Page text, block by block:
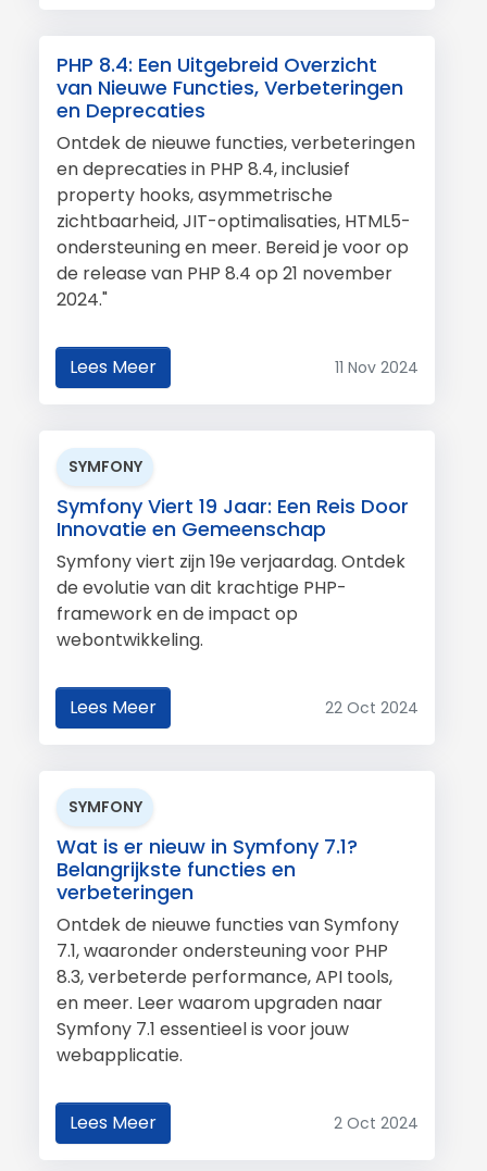
PHP 8.4: Een Uitgebreid Overzicht
van Nieuwe Functies, Verbeteringen
en Deprecaties
Ontdek de nieuwe functies, verbeteringen
en deprecaties in PHP 8.4, inclusief
property hooks, asymmetrische
zichtbaarheid, JIT-optimalisaties, HTML5-
ondersteuning en meer. Bereid je voor op
de release van PHP 8.4 op 21 november
2024."
Lees Meer 11 Nov 2024
SYMFONY
Symfony Viert 19 Jaar: Een Reis Door
Innovatie en Gemeenschap
Symfony viert zijn 19e verjaardag. Ontdek
de evolutie van dit krachtige PHP-
framework en de impact op
webontwikkeling.
Lees Meer 22 Oct 2024
SYMFONY
Wat is er nieuw in Symfony 7.1?
Belangrijkste functies en
verbeteringen
Ontdek de nieuwe functies van Symfony
7.1, waaronder ondersteuning voor PHP
8.3, verbeterde performance, API tools,
en meer. Leer waarom upgraden naar
Symfony 7.1 essentieel is voor jouw
webapplicatie.
Lees Meer 2 Oct 2024